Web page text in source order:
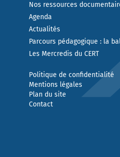
Nos ressources
Agenda
Actualités
Parcours pédagogique : la
Les Mercredis du CERT
Politique de confidentialité
Mentions légales
Plan du site
Contact